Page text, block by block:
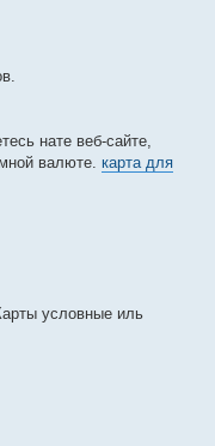
нате веб-сайте,
валюте. карта для
условные иль